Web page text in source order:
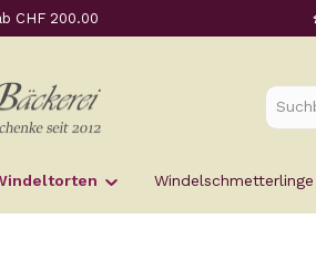
CHF 200.00
Windelschmetterlinge